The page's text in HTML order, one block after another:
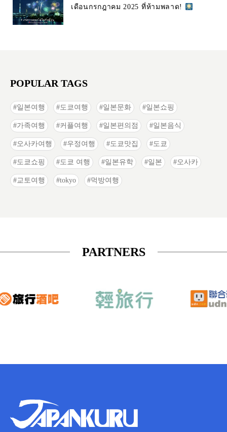
เดือนกรกฎาคม 2025 ที่ห้ามพลาด!
POPULAR TAGS
일본여행 도쿄여행 일본문화 일본쇼핑
가족여행 커플여행 일본편의점 일본음식
오사카여행 우정여행 도쿄맛집 도쿄
도쿄쇼핑 도쿄 여행 일본유학 일본 오사카
교토여행 tokyo 먹방여행
PARTNERS